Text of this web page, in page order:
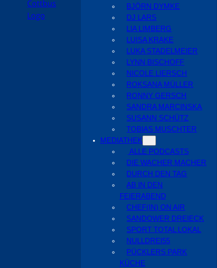
BJÖRN DYMKE
DJ LARS
LIA LIMBERG
LUISA KRAKE
LUKA STADELMEIER
LYNN BISCHOFF
NICOLE LIERSCH
ROKSANA MÜLLER
RONNY GERSCH
SANDRA MARCINSKA
SUSANN SCHÜTZ
TOBIAS MUSCHTER
MEDIATHEK
ALLE PODCASTS
DIE WACHER MACHER
DURCH DEN TAG
AB IN DEN
FEIERABEND
CHEF(IN) ON AIR
SANDOWER DREIECK
SPORT TOTAL LOKAL
NULLDREI55
PÜCKLERS PARK
KÜCHE